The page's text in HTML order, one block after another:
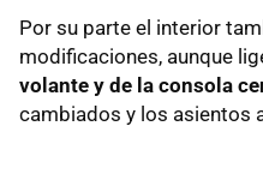
Por su parte el interior
modificaciones, aunque
volante y de la consola
cambiados y los asientos